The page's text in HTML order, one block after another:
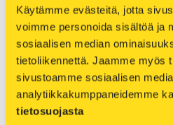
Käytämme evästeitä, jotta
voimme personoida sisältöä ja
sosiaalisen median
tietoliikennettä. Jaamme myös
sivustoamme sosiaalisen
analytiikkakumppaneidemme
tietosuojasta
Sähkö on tulevaisuuden
toimivat sähköverkot.
Sähköverkko Oy:llä
kehittämissuunnitelman,
kommentteja
on helppoa sähköisellä